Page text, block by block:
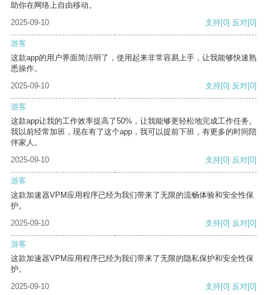
助你在网络上自由移动。
2025-09-10
支持[0] 反对[0]
游客
这款app的用户界面简洁明了，使用起来非常容易上手，让我能够快速熟
悉操作。
2025-09-10
支持[0] 反对[0]
游客
这款app让我的工作效率提高了50%，让我能够更轻松地完成工作任务。
我以前经常加班，现在有了这个app，我可以提前下班，有更多的时间陪
伴家人。
2025-09-10
支持[0] 反对[0]
游客
这款加速器VPM应用程序已经为我们带来了无限的流畅体验和安全性保
护。
2025-09-10
支持[0] 反对[0]
游客
这款加速器VPM应用程序已经为我们带来了无限的隐私保护和安全性保
护。
2025-09-10
支持[0] 反对[0]